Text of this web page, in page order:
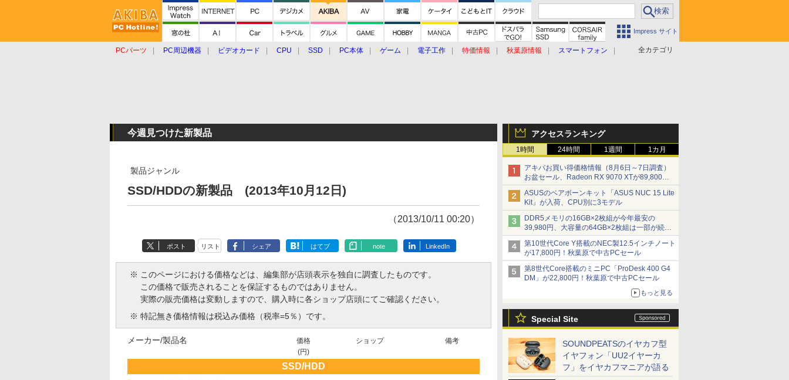
Impress サイト
全カテゴリ
PCパーツ PC周辺機器 ビデオカード CPU SSD PC本体 ゲーム 電子工作 特価情報 秋葉原情報
スマートフォン
アクセスランキング
1時間 24時間 1週間 1カ月
アキバお買い得価格情報（8月6日～7日調査）
お盆セール、Radeon RX 9070 XTが89,800
円、水平周波数24.8kHz対応の17型モニターが
9,801円、暑さ指数連動セール ほか
ASUSのベアボーンキット「ASUS NUC 15 Lite
Kit」が入荷、CPU別に3モデル
DDR5メモリの16GB×2枚組が今年最安の
39,980円、大容量の64GB×2枚組は一部が続騰
[8月前半のメモリ価格]
第10世代Core Y搭載のNEC製12.5インチノート
が17,800円！秋葉原で中古PCセール
第8世代Core搭載のミニPC「ProDesk 400 G4
DM」が22,800円！秋葉原で中古PCセール
もっと見る
Special Site
SOUNDPEATSのイヤカフ型
イヤフォン「UU2イヤーカ
フ」をイヤカフマニアが語る
今週見つけた新製品
製品ジャンル
SSD/HDDの新製品 (2013年10月12日)
（2013/10/11 00:20）
ポスト リスト シェア はてブ note LinkedIn
※ このページにおける価格などは、編集部が店頭表示を独自に調査したものです。
この価格で販売されることを保証するものではありません。
実際の販売価格は変動しますので、購入時に各ショップ店頭にてご確認ください。
※ 特記無き価格情報は税込み価格（税率=5％）です。
価格
(円)
ショップ 備考
メーカー/製品名
SSD/HDD